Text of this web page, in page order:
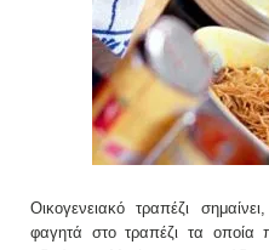
Οικογενειακό τραπέζι
φαγητά στο τραπέζι τα οποία